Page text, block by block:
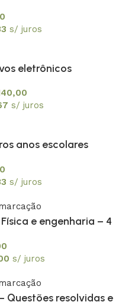
s/ juros
eletrônicos
s/ juros
anos escolares
s/ juros
e engenharia – 4
s/ juros
Questões resolvidas e